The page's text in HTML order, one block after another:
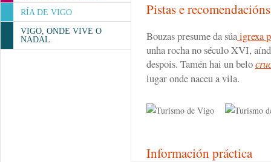
RÍA DE VIGO
VIGO, ONDE VIVE O
NADAL
Pistas e
Bouzas presume da súaigrexa
unha rocha no século XVI,
despois. Tamén hai un belo
lugar onde naceu a vila.
Información práctica